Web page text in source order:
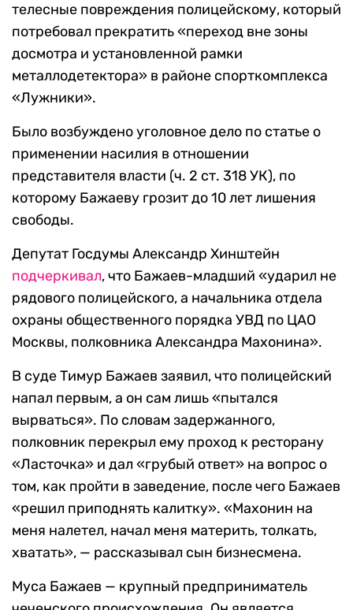
телесные повреждения полицейскому, который
потребовал прекратить «переход вне зоны
досмотра и установленной рамки
металлодетектора» в районе спорткомплекса
«Лужники».
Было возбуждено уголовное дело по статье о
применении насилия в отношении
представителя власти (ч. 2 ст. 318 УК), по
которому Бажаеву грозит до 10 лет лишения
свободы.
Депутат Госдумы Александр Хинштейн
подчеркивал, что Бажаев-младший «ударил не
рядового полицейского, а начальника отдела
охраны общественного порядка УВД по ЦАО
Москвы, полковника Александра Махонина».
В суде Тимур Бажаев заявил, что полицейский
напал первым, а он сам лишь «пытался
вырваться». По словам задержанного,
полковник перекрыл ему проход к ресторану
«Ласточка» и дал «грубый ответ» на вопрос о
том, как пройти в заведение, после чего Бажаев
«решил приподнять калитку». «Махонин на
меня налетел, начал меня материть, толкать,
хватать», — рассказывал сын бизнесмена.
Муса Бажаев — крупный предприниматель